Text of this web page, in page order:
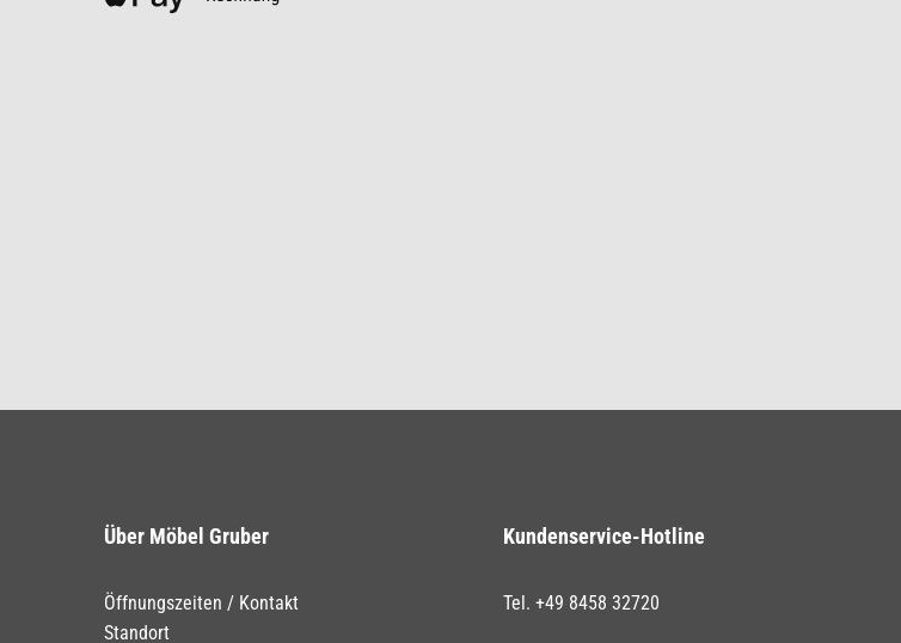
Über Möbel Gruber
Öffnungszeiten / Kontakt
Standort
Kundenservice-Hotline
Tel. +49 8458 32720